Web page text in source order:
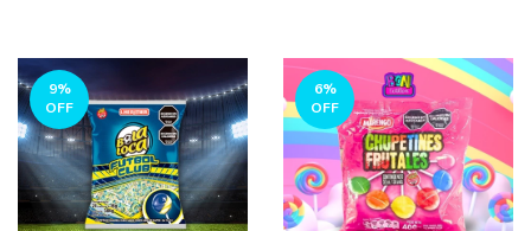
9%
OFF
6%
OFF